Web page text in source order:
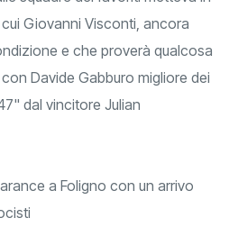
Giovanni Visconti, ancora
e che proverà qualcosa
Davide Gabburo migliore dei
dal vincitore Julian
a Foligno con un arrivo